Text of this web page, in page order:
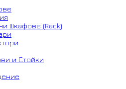
Шкафове (Rack)
и Стойки